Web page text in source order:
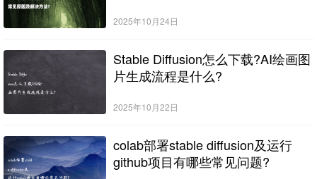
2025年10月24日
Stable Diffusion怎么下载?AI绘画图
片生成流程是什么?
2025年10月22日
colab部署stable diffusion及运行
github项目有哪些常见问题?